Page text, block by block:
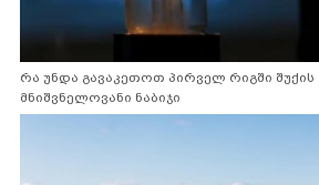
რა უნდა გავაკეთოთ პირველ რიგში შუქის
მნიშვნელოვანი ნაბიჯი